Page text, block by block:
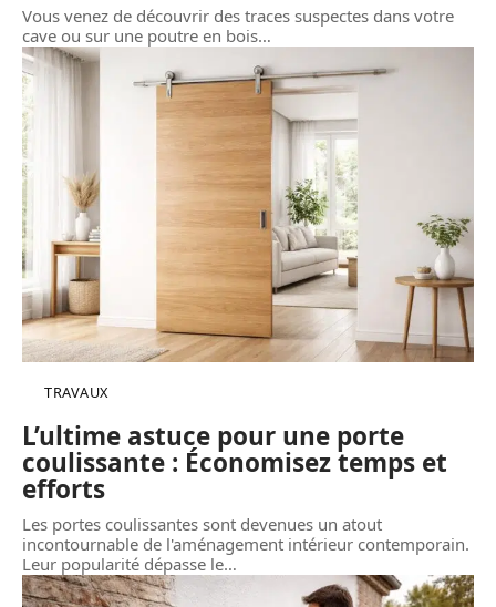
Vous venez de découvrir des traces suspectes dans votre
cave ou sur une poutre en bois…
TRAVAUX
L’ultime astuce pour une porte
coulissante : Économisez temps et
efforts
Les portes coulissantes sont devenues un atout
incontournable de l'aménagement intérieur contemporain.
Leur popularité dépasse le…